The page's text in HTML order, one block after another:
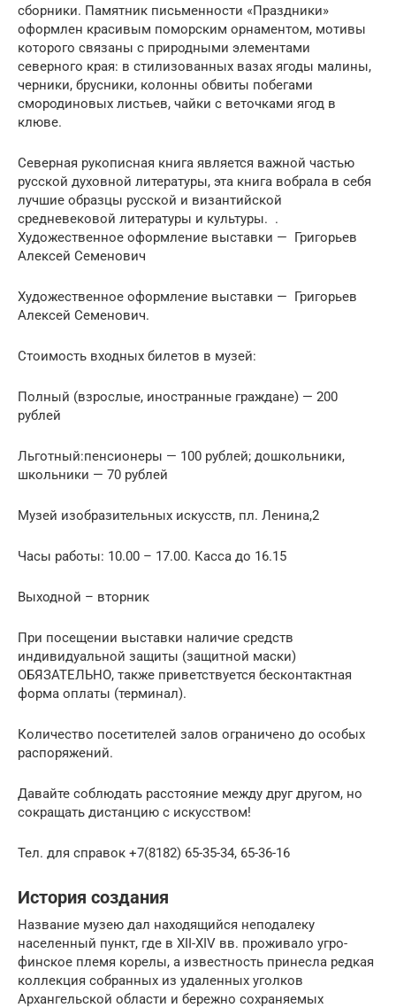
сборники. Памятник письменности «Праздники»
оформлен красивым поморским орнаментом, мотивы
которого связаны с природными элементами
северного края: в стилизованных вазах ягоды малины,
черники, брусники, колонны обвиты побегами
смородиновых листьев, чайки с веточками ягод в
клюве.
Северная рукописная книга является важной частью
русской духовной литературы, эта книга вобрала в себя
лучшие образцы русской и византийской
средневековой литературы и культуры. .
Художественное оформление выставки — Григорьев
Алексей Семенович
Художественное оформление выставки — Григорьев
Алексей Семенович.
Стоимость входных билетов в музей:
Полный (взрослые, иностранные граждане) — 200
рублей
Льготный:пенсионеры — 100 рублей; дошкольники,
школьники — 70 рублей
Музей изобразительных искусств, пл. Ленина,2
Часы работы: 10.00 – 17.00. Касса до 16.15
Выходной – вторник
При посещении выставки наличие средств
индивидуальной защиты (защитной маски)
ОБЯЗАТЕЛЬНО, также приветствуется бесконтактная
форма оплаты (терминал).
Количество посетителей залов ограничено до особых
распоряжений.
Давайте соблюдать расстояние между друг другом, но
сокращать дистанцию с искусством!
Тел. для справок +7(8182) 65-35-34, 65-36-16
История создания
Название музею дал находящийся неподалеку
населенный пункт, где в XII-XIV вв. проживало угро-
финское племя корелы, а известность принесла редкая
коллекция собранных из удаленных уголков
Архангельской области и бережно сохраняемых